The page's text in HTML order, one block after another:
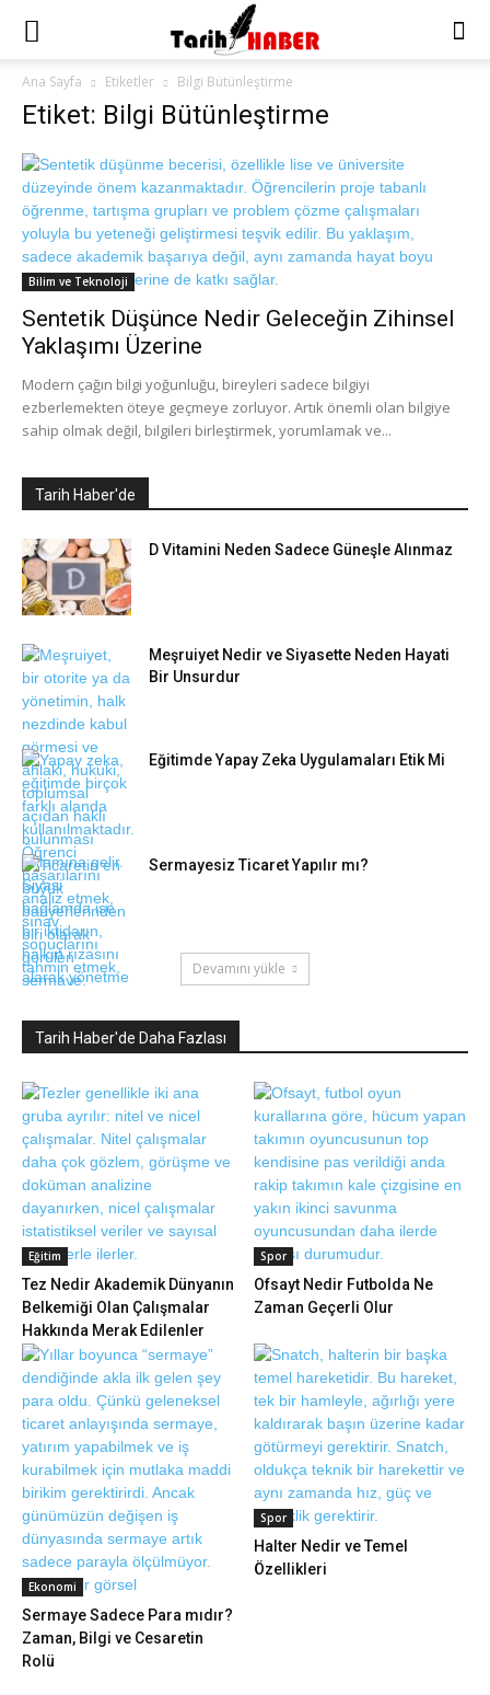
Ana Sayfa Etiketler Bilgi Bütünleştirme
Etiket: Bilgi Bütünleştirme
Bilim ve Teknoloji
Sentetik Düşünce Nedir Geleceğin Zihinsel
Yaklaşımı Üzerine
Modern çağın bilgi yoğunluğu, bireyleri sadece bilgiyi
ezberlemekten öteye geçmeye zorluyor. Artık önemli olan bilgiye
sahip olmak değil, bilgileri birleştirmek, yorumlamak ve...
Tarih Haber'de
D Vitamini Neden Sadece Güneşle Alınmaz
Meşruiyet Nedir ve Siyasette Neden Hayati
Bir Unsurdur
Eğitimde Yapay Zeka Uygulamaları Etik Mi
Sermayesiz Ticaret Yapılır mı?
Devamını yükle
Tarih Haber'de Daha Fazlası
Eğitim
Tez Nedir Akademik Dünyanın
Belkemiği Olan Çalışmalar
Hakkında Merak Edilenler
Spor
Ofsayt Nedir Futbolda Ne
Zaman Geçerli Olur
Ekonomi
Sermaye Sadece Para mıdır?
Zaman, Bilgi ve Cesaretin
Rolü
Spor
Halter Nedir ve Temel
Özellikleri